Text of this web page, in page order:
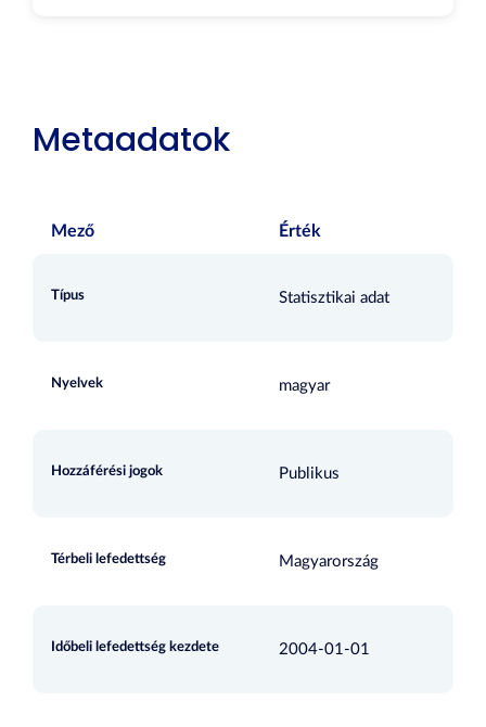
Metaadatok
Mező Érték
Típus Statisztikai adat
Nyelvek magyar
Hozzáférési jogok Publikus
Térbeli lefedettség Magyarország
Időbeli lefedettség kezdete 2004-01-01